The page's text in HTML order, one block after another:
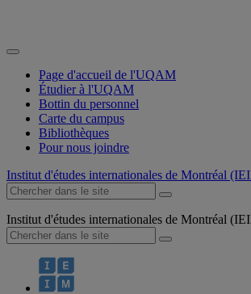
Page d'accueil de l'UQAM
Étudier à l'UQAM
Bottin du personnel
Carte du campus
Bibliothèques
Pour nous joindre
Institut d'études internationales de Montréal
Institut d'études internationales de Montréal